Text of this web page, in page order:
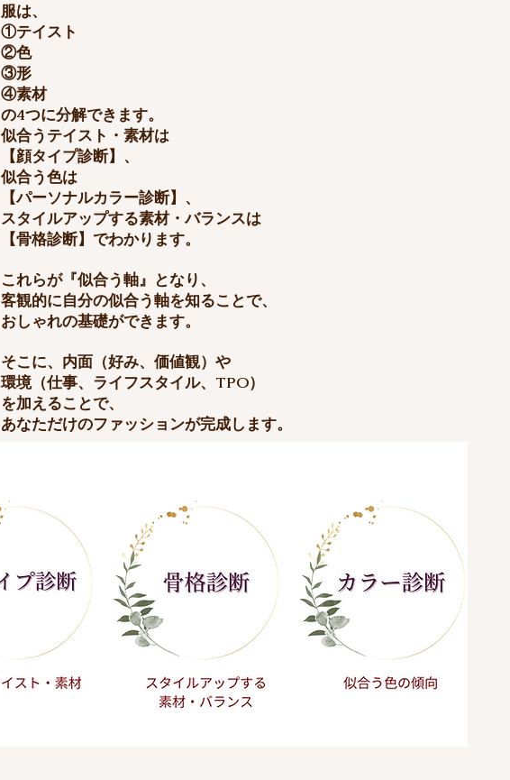
服は、
①テイスト
②色
③形
④素材
の4つに分解できます。
​似合うテイスト・素材は
【顔タイプ診断】、
似合う色は
【パーソナルカラー診断】、
スタイルアップする素材・バランスは
【骨格診断】 でわかります。
これらが『似合う軸』となり、
客観的に自分の似合う軸を知ることで、
おしゃれの基礎ができます。
​そこに、内面（好み、価値観）や
環境（仕事、ライフスタイル、TPO）
を加えることで、
あなただけのファッションが完成します。